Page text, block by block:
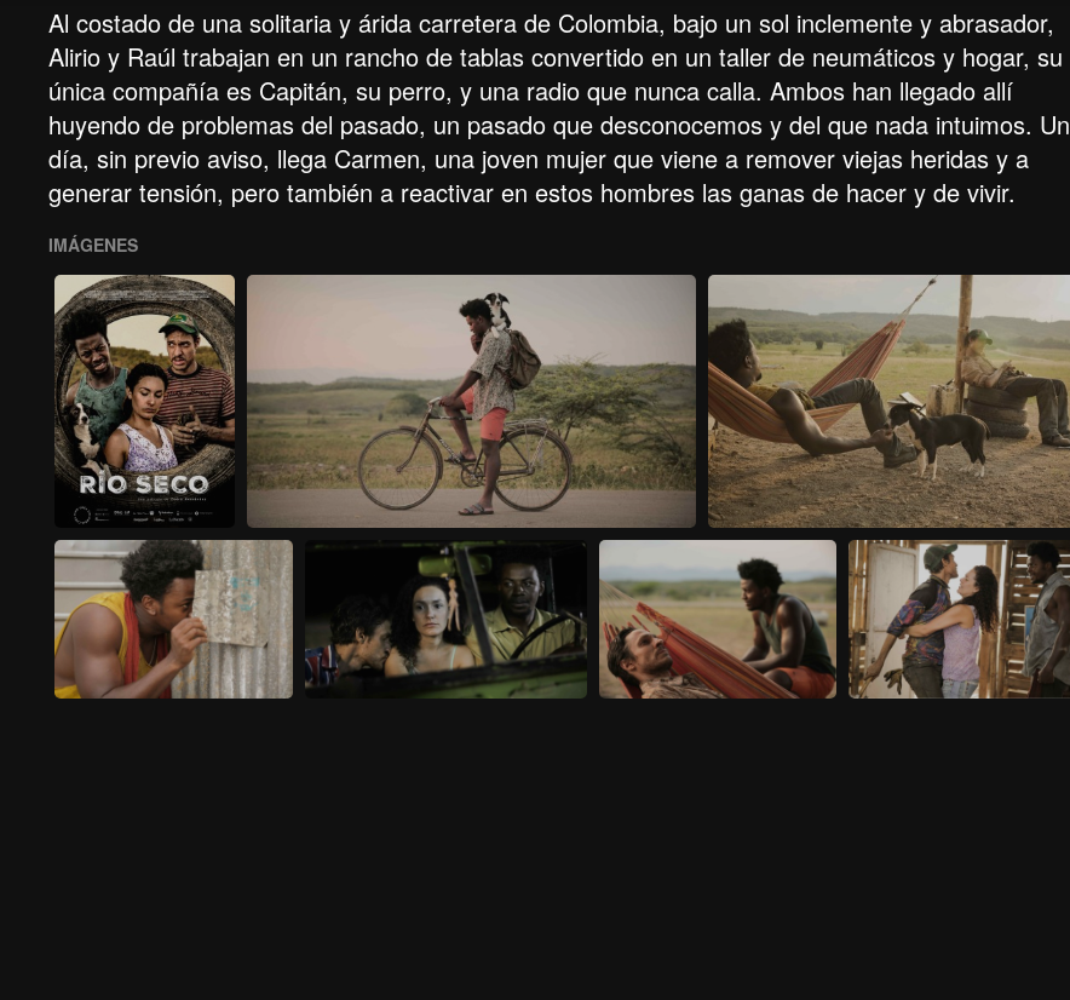
Al costado de una solitaria y árida carretera de Colombia, bajo un sol inclemente y abrasador,
Alirio y Raúl trabajan en un rancho de tablas convertido en un taller de neumáticos y hogar, su
única compañía es Capitán, su perro, y una radio que nunca calla. Ambos han llegado allí
huyendo de problemas del pasado, un pasado que desconocemos y del que nada intuimos. Un
día, sin previo aviso, llega Carmen, una joven mujer que viene a remover viejas heridas y a
generar tensión, pero también a reactivar en estos hombres las ganas de hacer y de vivir.
IMÁGENES